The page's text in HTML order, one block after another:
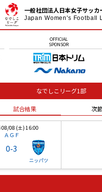
一般社団法人日本女子サッカ
Japan Women's Football
OFFICIAL
SPONSOR
なでしこリーグ1部
試合結果 次
08/08 (土) 16:00
ＡＧＦ
0-3
ニッパツ